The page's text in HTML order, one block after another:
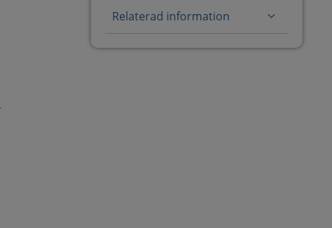
Relaterad information